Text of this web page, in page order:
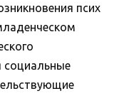
псих
социальные